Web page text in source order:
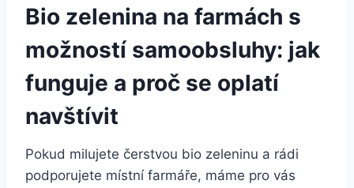
Bio zelenina na farmách⁢ s
možností samoobsluhy: jak
funguje a proč se oplatí
navštívit
Pokud⁤ milujete čerstvou bio zeleninu a rádi
podporujete místní farmáře, máme pro vás